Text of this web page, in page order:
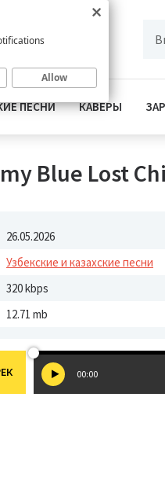
ПЕСНИ КАВЕРЫ
Blue Lost
26.05.2026
Узбекские и казахские песни
320 kbps
12.71 mb
00:00
Allow